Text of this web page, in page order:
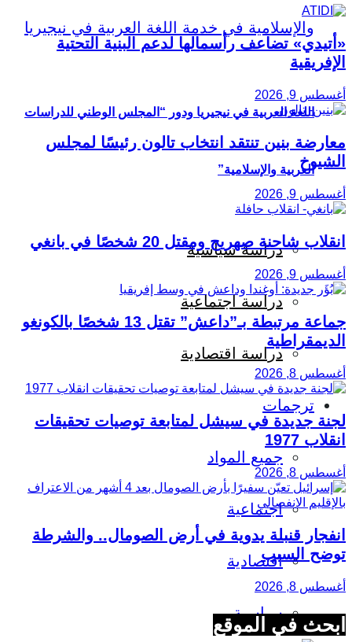
اللغة العربية في نيجيريا ودور “المجلس الوطني للدراسات
العربية والإسلامية”
دراسة سياسية
دراسة اجتماعية
دراسة اقتصادية
ترجمات
جميع المواد
اجتماعية
اقتصادية
سياسية
«أتيدي» تضاعف رأسمالها لدعم البنية التحتية
الإفريقية
أغسطس 9, 2026
معارضة بنين تنتقد انتخاب تالون رئيسًا لمجلس
الشيوخ
أغسطس 9, 2026
انقلاب شاحنة صهريج ومقتل 20 شخصًا في بانغي
أغسطس 9, 2026
جماعة مرتبطة بـ”داعش” تقتل 13 شخصًا بالكونغو
الديمقراطية
أغسطس 8, 2026
لجنة جديدة في سيشل لمتابعة توصيات تحقيقات
انقلاب 1977
أغسطس 8, 2026
انفجار قنبلة يدوية في أرض الصومال.. والشرطة
توضح السبب
أغسطس 8, 2026
ابحث في الموقع